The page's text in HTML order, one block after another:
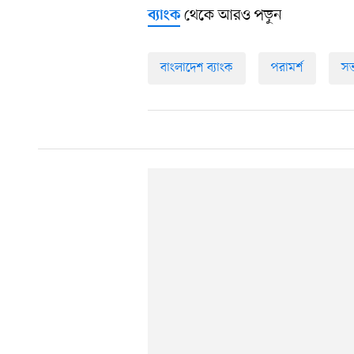
ব্যাংকথেকে আরও পড়ুন
বাংলাদেশ ব্যাংক পরামর্শ